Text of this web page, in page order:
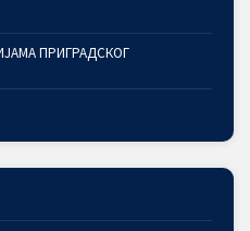
ПРИГРАДСКОГ